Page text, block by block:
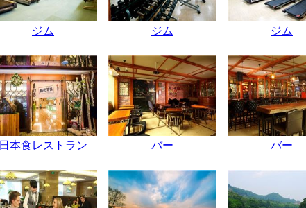
ジム ジム ジム
日本食レストラン バー バー